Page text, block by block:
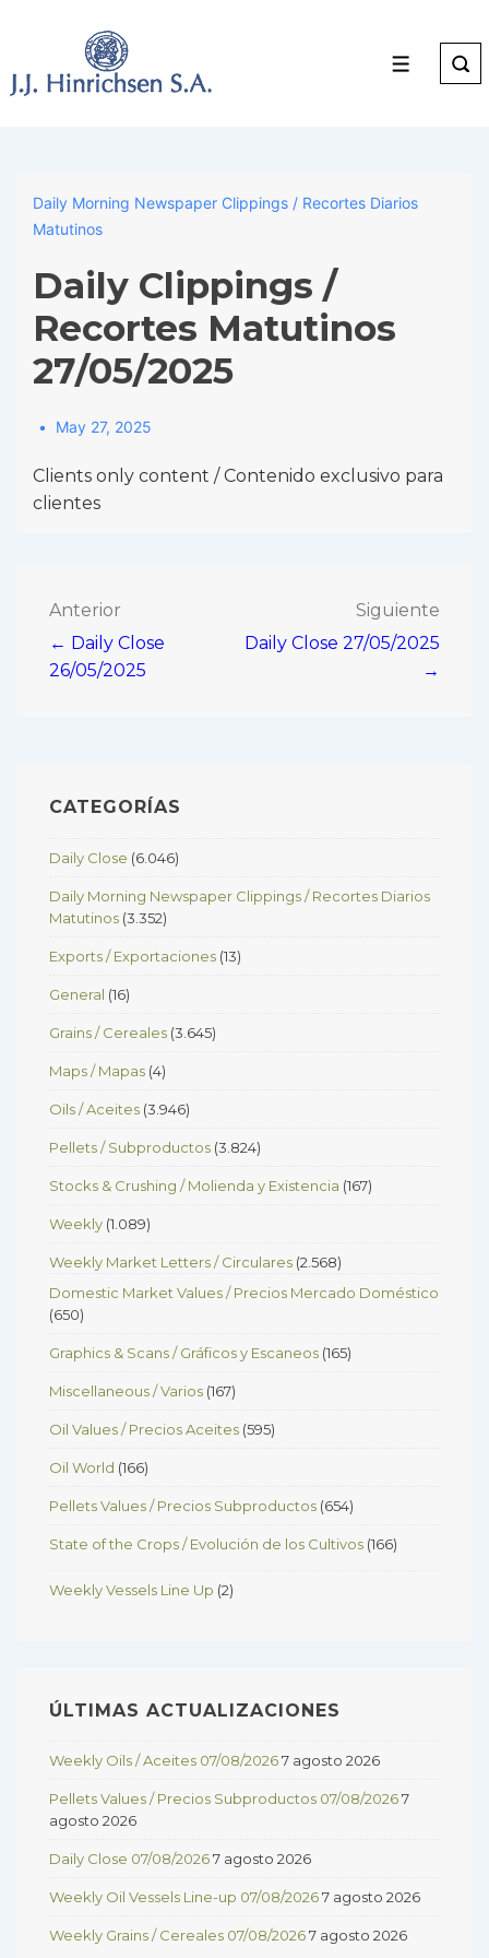
Main
Menu
Daily Morning Newspaper Clippings / Recortes Diarios
Matutinos
Daily Clippings /
Recortes Matutinos
27/05/2025
May 27, 2025
Clients only content / Contenido exclusivo para
clientes
Navegación
de
Anterior
← Daily Close
26/05/2025
Siguiente
Daily Close 27/05/2025
→
CATEGORÍAS
Daily Close (6.046)
Daily Morning Newspaper Clippings / Recortes Diarios
Matutinos (3.352)
Exports / Exportaciones (13)
General (16)
Grains / Cereales (3.645)
Maps / Mapas (4)
Oils / Aceites (3.946)
Pellets / Subproductos (3.824)
Stocks & Crushing / Molienda y Existencia (167)
Weekly (1.089)
Weekly Market Letters / Circulares (2.568)
Domestic Market Values / Precios Mercado Doméstico
(650)
Graphics & Scans / Gráficos y Escaneos (165)
Miscellaneous / Varios (167)
Oil Values / Precios Aceites (595)
Oil World (166)
Pellets Values / Precios Subproductos (654)
State of the Crops / Evolución de los Cultivos (166)
Weekly Vessels Line Up (2)
ÚLTIMAS ACTUALIZACIONES
Weekly Oils / Aceites 07/08/20267 agosto 2026
Pellets Values / Precios Subproductos 07/08/20267
agosto 2026
Daily Close 07/08/20267 agosto 2026
Weekly Oil Vessels Line-up 07/08/20267 agosto 2026
Weekly Grains / Cereales 07/08/20267 agosto 2026